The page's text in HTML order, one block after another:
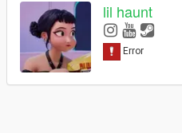
lil haunt